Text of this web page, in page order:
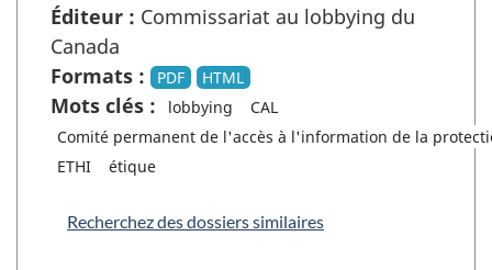
Éditeur : Commissariat au lobbying du
Canada
Formats :
PDF HTML
Mots clés : lobbying
CAL
Comité permanent de l'accès à l'information de la
ETHI
étique
Recherchez des dossiers similaires